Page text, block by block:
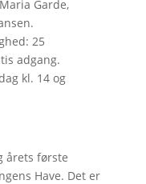
Garde,
25
adgang.
kl. 14 og
årets første
Have. Det er